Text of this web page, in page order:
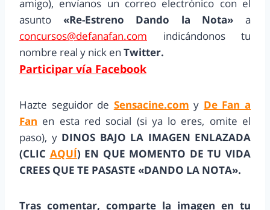
amigo), envíanos un correo electrónico con el
asunto «Re-Estreno Dando la Nota» a
concursos@defanafan.com indicándonos tu
nombre real y nick en Twitter.
Participar vía Facebook
Hazte seguidor de Sensacine.com y De Fan a
Fan en esta red social (si ya lo eres, omite el
paso), y DINOS BAJO LA IMAGEN ENLAZADA
(CLIC AQUÍ) EN QUE MOMENTO DE TU VIDA
CREES QUE TE PASASTE «DANDO LA NOTA».
Tras comentar, comparte la imagen en tu